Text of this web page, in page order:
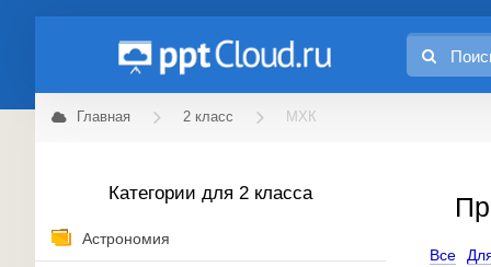
Главная 2 класс МХК
Категории для 2 класса
Астрономия
Все